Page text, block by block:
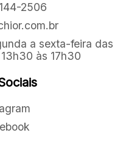
2506
a sexta-feira das
às 17h30